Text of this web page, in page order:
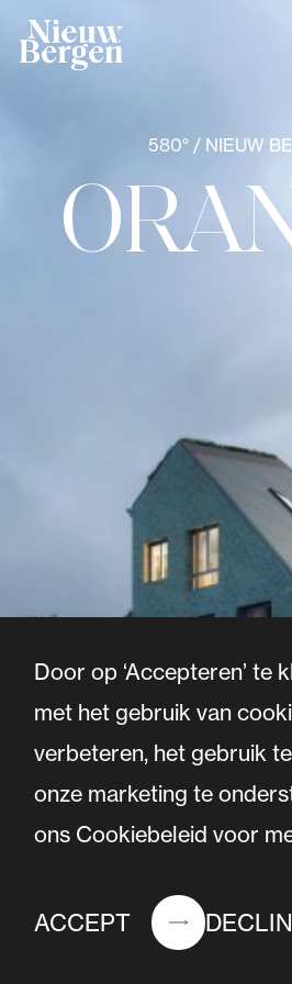
Door op ‘Accepteren’ te
met het gebruik van
verbeteren, het gebruik
onze marketing te
ons Cookiebeleid voor
ACCEPT
580° / NIEUW
Orange —
48 Sociale